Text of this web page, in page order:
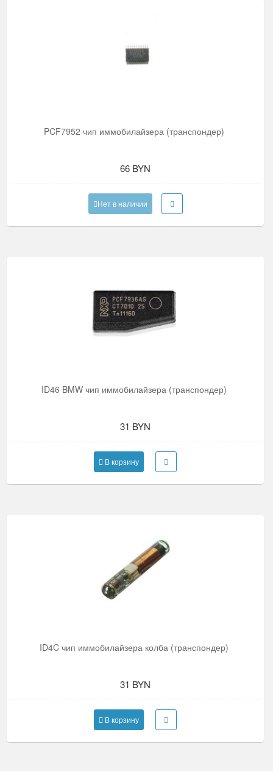
PCF7952 чип иммобилайзера (транспондер)
66 BYN
Нет в наличии
ID46 BMW чип иммобилайзера (транспондер)
31 BYN
В корзину
ID4C чип иммобилайзера колба (транспондер)
31 BYN
В корзину